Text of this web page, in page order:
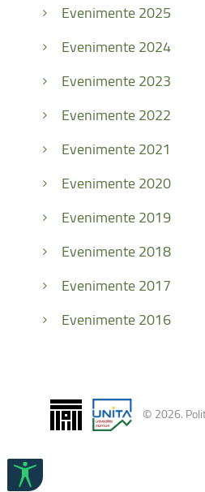
Evenimente 2025
Evenimente 2024
Evenimente 2023
Evenimente 2022
Evenimente 2021
Evenimente 2020
Evenimente 2019
Evenimente 2018
Evenimente 2017
Evenimente 2016
© 2026.